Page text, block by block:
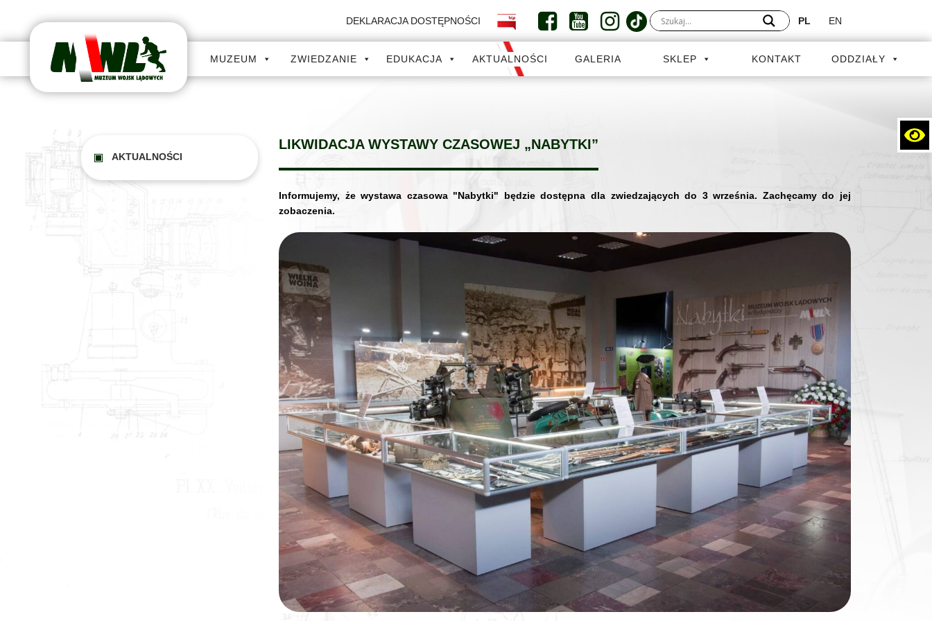
DEKLARACJA DOSTĘPNOŚCI PL EN
MUZEUM ZWIEDZANIE AKTUALNOŚCI
EDUKACJA GALERIA SKLEP KONTAKT ODDZIAŁY
LIKWIDACJA WYSTAWY CZASOWEJ „NABYTKI”
Informujemy, że wystawa czasowa "Nabytki" będzie dostępna dla zwiedzających do 3 września. Zachęcamy do jej
zobaczenia.
AKTUALNOŚCI